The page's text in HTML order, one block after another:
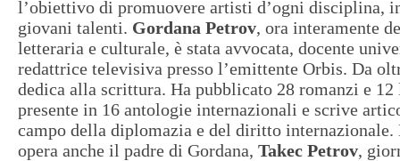
l’obiettivo di promuovere artisti d’ogni disciplina,
giovani talenti. Gordana Petrov, ora interamente
letteraria e culturale, è stata avvocata, docente
redattrice televisiva presso l’emittente Orbis. Da
dedica alla scrittura. Ha pubblicato 28 romanzi e
presente in 16 antologie internazionali e scrive
campo della diplomazia e del diritto internazionale.
opera anche il padre di Gordana, Takec Petrov,